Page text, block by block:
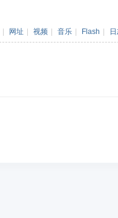
网址 视频 音乐 Flash